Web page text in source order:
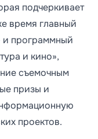
подчеркивает
время главный
и программный
и кино»,
съемочным
призы и
проектов.